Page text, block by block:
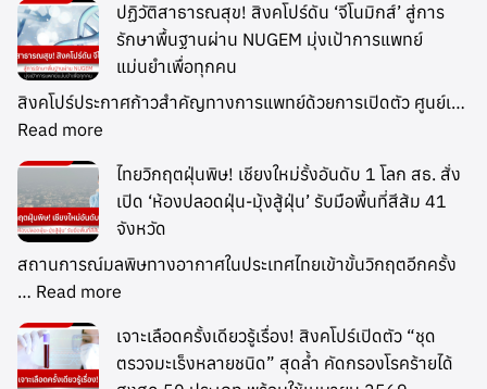
ปฏิวัติสาธารณสุข! สิงคโปร์ดัน ‘จีโนมิกส์’ สู่การ
รักษาพื้นฐานผ่าน NUGEM มุ่งเป้าการแพทย์
แม่นยำเพื่อทุกคน
สิงคโปร์ประกาศก้าวสำคัญทางการแพทย์ด้วยการเปิดตัว ศูนย์เ…
Read more
ไทยวิกฤตฝุ่นพิษ! เชียงใหม่รั้งอันดับ 1 โลก สธ. สั่ง
เปิด ‘ห้องปลอดฝุ่น-มุ้งสู้ฝุ่น’ รับมือพื้นที่สีส้ม 41
จังหวัด
สถานการณ์มลพิษทางอากาศในประเทศไทยเข้าขั้นวิกฤตอีกครั้ง
… Read more
เจาะเลือดครั้งเดียวรู้เรื่อง! สิงคโปร์เปิดตัว “ชุด
ตรวจมะเร็งหลายชนิด” สุดล้ำ คัดกรองโรคร้ายได้